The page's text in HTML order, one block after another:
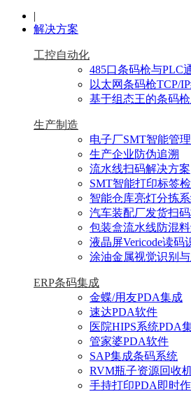
|
解决方案
工控自动化
485口条码枪与PLC
以太网条码枪TCP/
基于组态王的条码枪
生产制造
电子厂SMT智能管
生产企业防伪追溯
流水线扫码解决方案
SMT智能打印标签
智能仓库亮灯分拣
汽车装配厂发货扫
包装盒流水线防混
液晶屏Vericode读码
涂油金属视觉识别
ERP条码集成
金蝶/用友PDA集成
速达PDA软件
医院HIPS系统PDA
管家婆PDA软件
SAP集成条码系统
RVM瓶子资源回收
手持打印PDA即时